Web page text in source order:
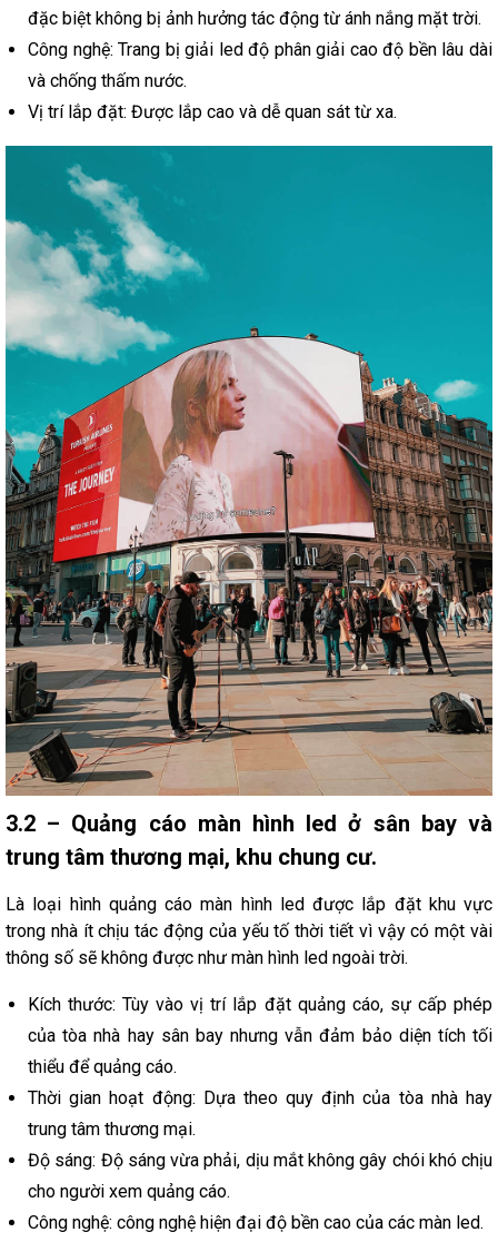
đặc biệt không bị ảnh hưởng tác động từ ánh nắng mặt trời.
Công nghệ: Trang bị giải led độ phân giải cao độ bền lâu dài
và chống thấm nước.
Vị trí lắp đặt: Được lắp cao và dễ quan sát từ xa.
3.2 – Quảng cáo màn hình led ở sân bay và
trung tâm thương mại, khu chung cư.
Là loại hình quảng cáo màn hình led được lắp đặt khu vực
trong nhà ít chịu tác động của yếu tố thời tiết vì vậy có một vài
thông số sẽ không được như màn hình led ngoài trời.
Kích thước: Tùy vào vị trí lắp đặt quảng cáo, sự cấp phép
của tòa nhà hay sân bay nhưng vẫn đảm bảo diện tích tối
thiểu để quảng cáo.
Thời gian hoạt động: Dựa theo quy định của tòa nhà hay
trung tâm thương mại.
Độ sáng: Độ sáng vừa phải, dịu mắt không gây chói khó chịu
cho người xem quảng cáo.
Công nghệ: công nghệ hiện đại độ bền cao của các màn led.